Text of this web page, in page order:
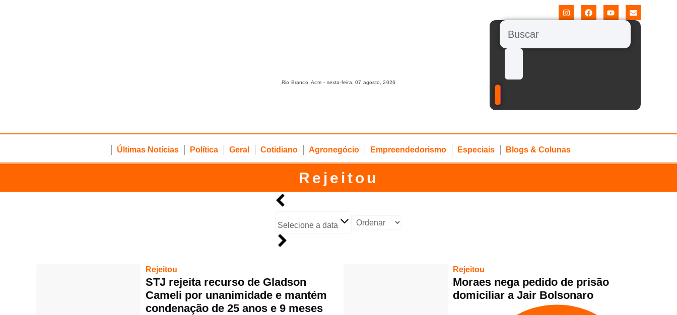
Rio Branco, Acre - sexta-feira, 07 agosto, 2026
Últimas Notícias Política Geral Cotidiano Agronegócio Empreendedorismo Especiais Blogs & Colunas
Rejeitou
Selecione a data
Rejeitou
STJ rejeita recurso de Gladson
Cameli por unanimidade e mantém
condenação de 25 anos e 9 meses
Rejeitou
Moraes nega pedido de prisão
domiciliar a Jair Bolsonaro